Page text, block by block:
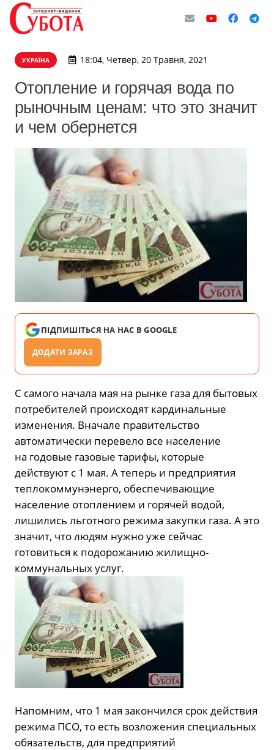
УКРАЇНА 18:04, Четвер, 20 Травня, 2021
Отопление и горячая вода по
рыночным ценам: что это значит
и чем обернется
ПІДПИШІТЬСЯ НА НАС В GOOGLE
ДОДАТИ ЗАРАЗ
С самого начала мая на рынке газа для бытовых
потребителей происходят кардинальные
изменения. Вначале правительство
автоматически перевело все население
на годовые газовые тарифы, которые
действуют с 1 мая. А теперь и предприятия
теплокоммунэнерго, обеспечивающие
население отоплением и горячей водой,
лишились льготного режима закупки газа. А это
значит, что людям нужно уже сейчас
готовиться к подорожанию жилищно-
коммунальных услуг.
Напомним, что 1 мая закончился срок действия
режима ПСО, то есть возложения специальных
обязательств, для предприятий